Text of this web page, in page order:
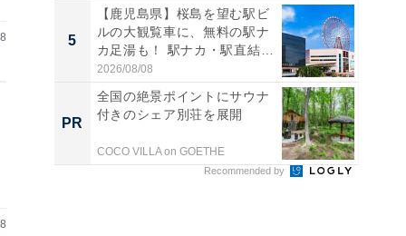
5
【鹿児島県】桜島を望む駅ビ
ルの大観覧車に、無料の駅ナ
カ足湯も！ 駅ナカ・駅直結
ス...
2026/08/08
PR
全国の絶景ポイントにサウナ
付きのシェア別荘を展開
COCO VILLA on GOETHE
Recommended by